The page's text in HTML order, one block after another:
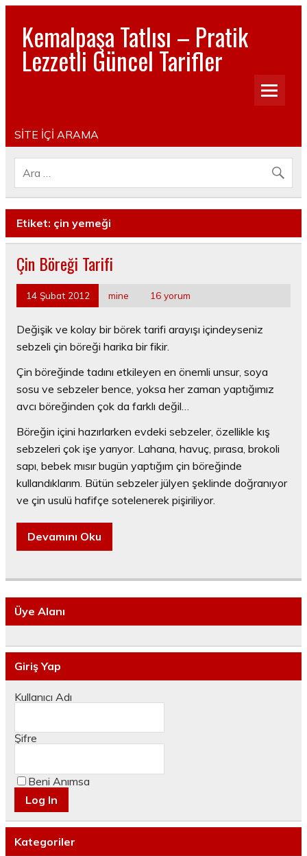
Kemalpaşa Tatlısı – Pratik
Lezzetli Güncel Tarifler
Pratik, lezzetli, Güncel, Resimli, Pasta- Yemek- Kurabiye-
SİTE İÇİ ARAMA
Etiket: çin yemeği
Çin Böreği Tarifi
14 Şubat 2012 mine 16 yorum
Değişik ve kolay bir börek tarifi arayışı içindeyseniz
sebzeli çin böreği harika bir fikir.
Çin böreğinde tadını etkileyen en önemli unsur, soya
sosu ve sebzeler bence, yoksa her zaman yaptığımız
avcı böreğinden çok da farklı değil…
Böreğin içini hazırlarken evdeki sebzeler, özellikle kış
sebzeleri çok işe yarıyor. Lahana, havuç, pırasa, brokoli
sapı, bebek mısır bugün yaptığım çin böreğinde
kullandıklarım. Bütün sebzeler jülyen şeklinde doğranıyor
ve çin usulü hafifçe sotelenerek pişiriliyor.
Devamını Oku
Üye Alanı
Giriş Yap
Kullanıcı Adı
Şifre
Beni Anımsa
Kategoriler